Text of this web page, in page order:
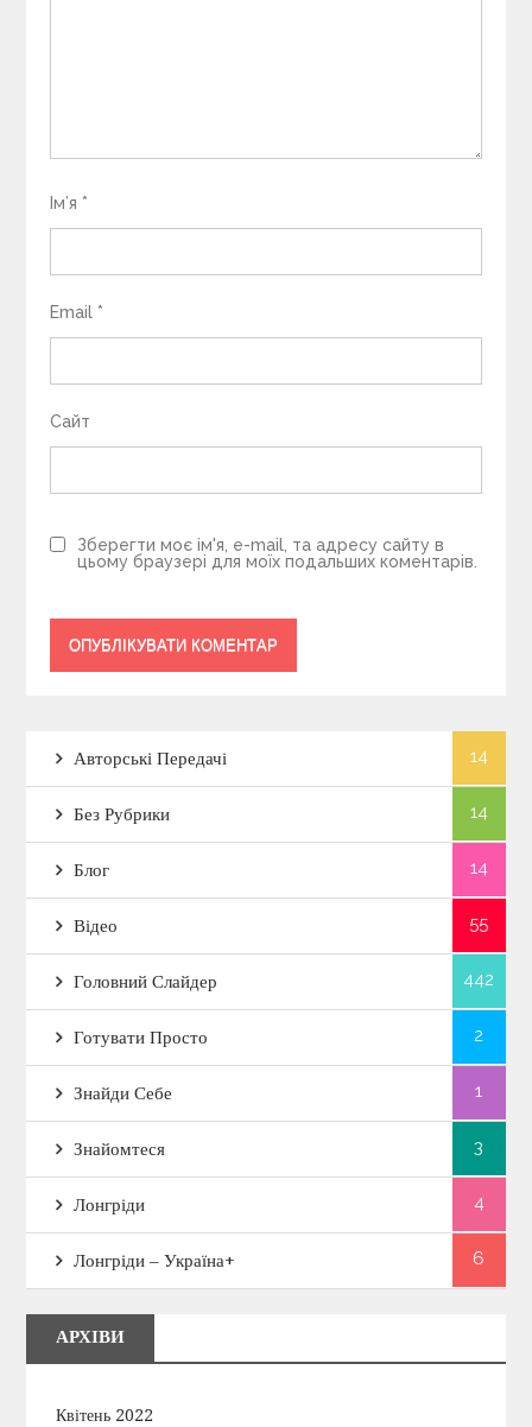
Ім’я *
Email *
Сайт
Зберегти моє ім'я, e-mail, та адресу сайту в
цьому браузері для моїх подальших коментарів.
Авторські Передачі 14
Без Рубрики 14
Блог 14
Відео 55
Головний Слайдер 442
Готувати Просто 2
Знайди Себе 1
Знайомтеся 3
Лонгріди 4
Лонгріди – Україна+ 6
АРХІВИ
Квітень 2022